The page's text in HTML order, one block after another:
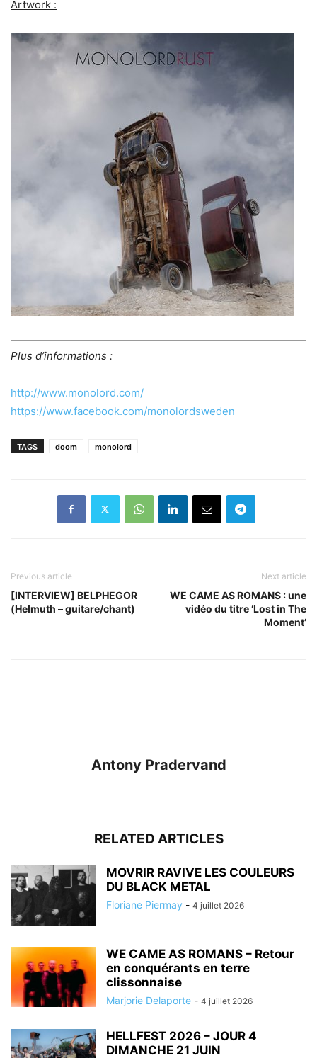
Artwork :
Plus d’informations :
http://www.monolord.com/
https://www.facebook.com/monolordsweden
TAGS doom monolord
Previous article
[INTERVIEW] BELPHEGOR
(Helmuth – guitare/chant)
Next article
WE CAME AS ROMANS : une
vidéo du titre ‘Lost in The
Moment’
Antony Pradervand
RELATED ARTICLES
MOVRIR RAVIVE LES COULEURS
DU BLACK METAL
Floriane Piermay - 4 juillet 2026
WE CAME AS ROMANS – Retour
en conquérants en terre
clissonnaise
Marjorie Delaporte - 4 juillet 2026
HELLFEST 2026 – JOUR 4
DIMANCHE 21 JUIN